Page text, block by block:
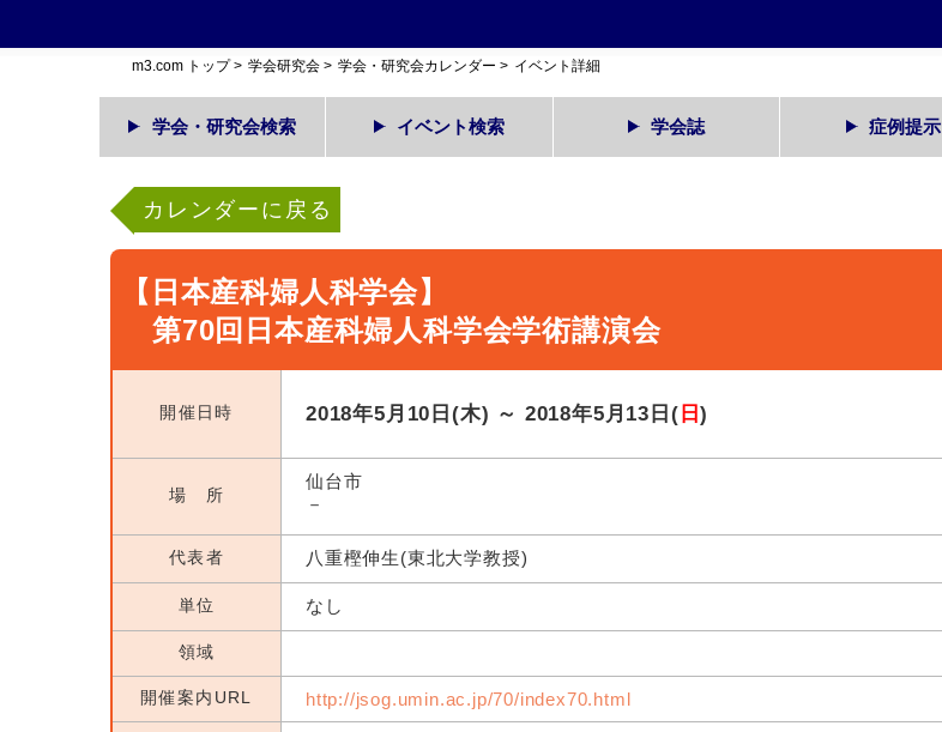
m3.com トップ> 学会研究会 > 学会・研究会カレンダー > イベント詳細
学会・研究会検索 イベント検索 学会誌 症例提示
カレンダーに戻る
【日本産科婦人科学会】
第70回日本産科婦人科学会学術講演会
開催日時 2018年5月10日(木) ～ 2018年5月13日( 日)
場 所
仙台市
－
代表者 八重樫伸生(東北大学教授)
単位 なし
領域
開催案内URL http://jsog.umin.ac.jp/70/index70.html